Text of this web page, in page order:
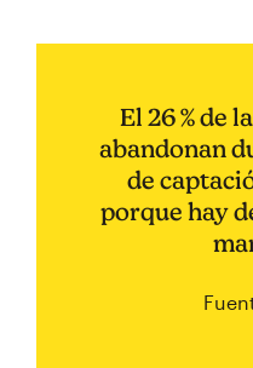
El 26 % de
abandonan
de
porque hay